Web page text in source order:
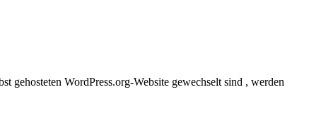
gehosteten WordPress.org-Website gewechselt sind , werden